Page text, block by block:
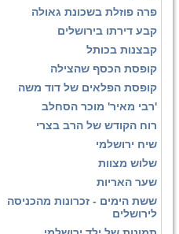
פרה פוזלת בשכונת גאולה
קבע דירתו בירושלים
קבצנות בכותל
קופסת הכסף שהצילה
קופסת הפלאים של דוד משה
'רבי מאיר' מוכר הסחלב
רוח הקודש של הרב בצרי
שיח ירושלמי
שלוש מצוות
שער האריות
ששת הימים - זכרונות מהכניסה
לירושלים